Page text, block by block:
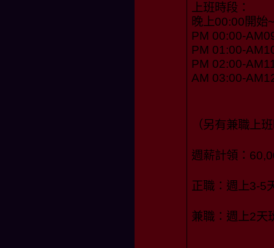
上班時段：
晚上00:00開始~
PM 00:00-
PM 01:00-
PM 02:00-
AM 03:00-
（另有兼職上
週薪計領：
正職：週上3-5
兼職：週上2天